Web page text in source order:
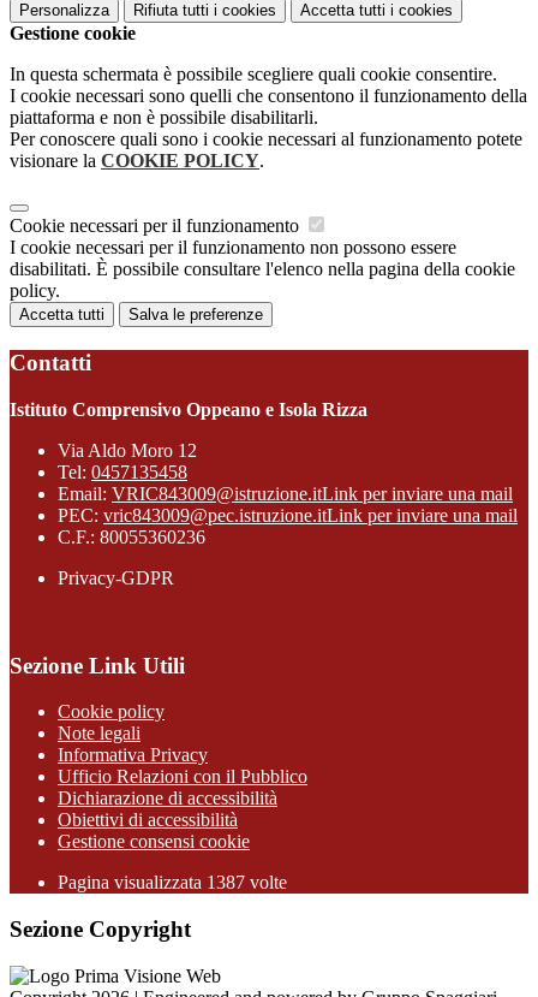
Personalizza Rifiuta tutti i cookies Accetta tutti i cookies
Gestione cookie
In questa schermata è possibile scegliere quali cookie consentire.
I cookie necessari sono quelli che consentono il funzionamento della
piattaforma e non è possibile disabilitarli.
Per conoscere quali sono i cookie necessari al funzionamento potete
visionare la COOKIE POLICY.
Cookie necessari per il funzionamento
I cookie necessari per il funzionamento non possono essere
disabilitati. È possibile consultare l'elenco nella pagina della cookie
policy.
Accetta tutti Salva le preferenze
Contatti
Istituto Comprensivo Oppeano e Isola Rizza
Via Aldo Moro 12
Tel: 0457135458
Email: VRIC843009@istruzione.itLink per inviare una mail
PEC: vric843009@pec.istruzione.itLink per inviare una mail
C.F.: 80055360236
Privacy-GDPR
Sezione Link Utili
Cookie policy
Note legali
Informativa Privacy
Ufficio Relazioni con il Pubblico
Dichiarazione di accessibilità
Obiettivi di accessibilità
Gestione consensi cookie
Pagina visualizzata 1387 volte
Sezione Copyright